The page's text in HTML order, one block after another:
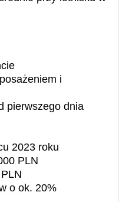
i
pierwszego dnia
2023 roku
PLN
o ok. 20%